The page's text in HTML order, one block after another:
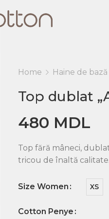
Home Haine de bază
Top dublat
480 MDL
Top fără mâneci,
tricou de înaltă
Size Women XS
Cotton Penye